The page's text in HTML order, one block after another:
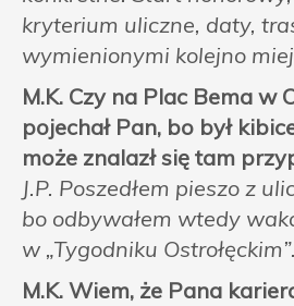
kryterium uliczne, daty,
wymienionymi kolejno
M.K. Czy na Plac Bema w
pojechał Pan, bo był
może znalazł się tam
J.P. Poszedłem pieszo z
bo odbywałem wtedy
w „Tygodniku Ostrołęckim”.
M.K. Wiem, że Pana